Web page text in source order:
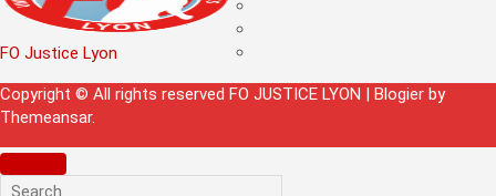
FO Justice Lyon
Copyright © All rights reserved FO JUSTICE LYON | Blogier by
Themeansar.
Search